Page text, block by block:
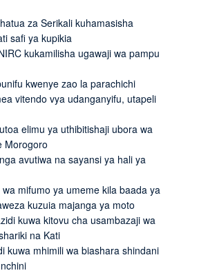
za Serikali kuhamasisha
safi ya kupikia
kukamilisha ugawaji wa pampu
kwenye zao la parachichi
vitendo vya udanganyifu, utapeli
elimu ya uthibitishaji ubora wa
Morogoro
avutiwa na sayansi ya hali ya
wa mifumo ya umeme kila baada ya
kuzuia majanga ya moto
kuwa kitovu cha usambazaji wa
na Kati
kuwa mhimili wa biashara shindani